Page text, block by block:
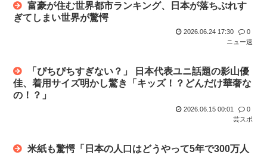
【画像】こういう顔が映ってない乳の画像が最もえっちwww
【買うなよｗ】20代男性「ジモティーで車を買ったらリース
【静岡市】「息子が痴漢された」住宅街の路上で帰宅途中の男
子小学生...
明日からお盆休みだけどみんなどこ行く予定か決めた？ ‍♂ ☀
交通系カードで改札通って改札内のショップ利用してまた改札
松本人志が企画・プロデュース「ドキュメンタル」が米国で初
制作決定...
富豪が住む世界都市ランキング、日本が落ちぶれす
ぎてしまい世界が驚愕
2026.06.24 17:30
0
ニュー速
「ぴちぴちすぎない？」 日本代表ユニ話題の影山優
佳、着用サイズ明かし驚き「キッズ！？どんだけ華奢な
の！？」
2026.06.15 00:01
0
芸スポ
米紙も驚愕「日本の人口はどうやって5年で300万人